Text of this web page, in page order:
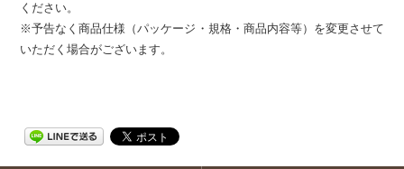
ください。
※予告なく商品仕様（パッケージ・規格・商品内容等）を変更させて
いただく場合がございます。